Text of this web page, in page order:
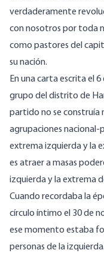
verdaderamente
con nosotros por toda
como pastores del
su nación.
En una carta escrita el
grupo del distrito de
partido no se construía
agrupaciones nacional-
extrema izquierda y la
es atraer a masas
izquierda y la extrema
Cuando recordaba la
círculo íntimo el 30 de
ese momento estaba
personas de la